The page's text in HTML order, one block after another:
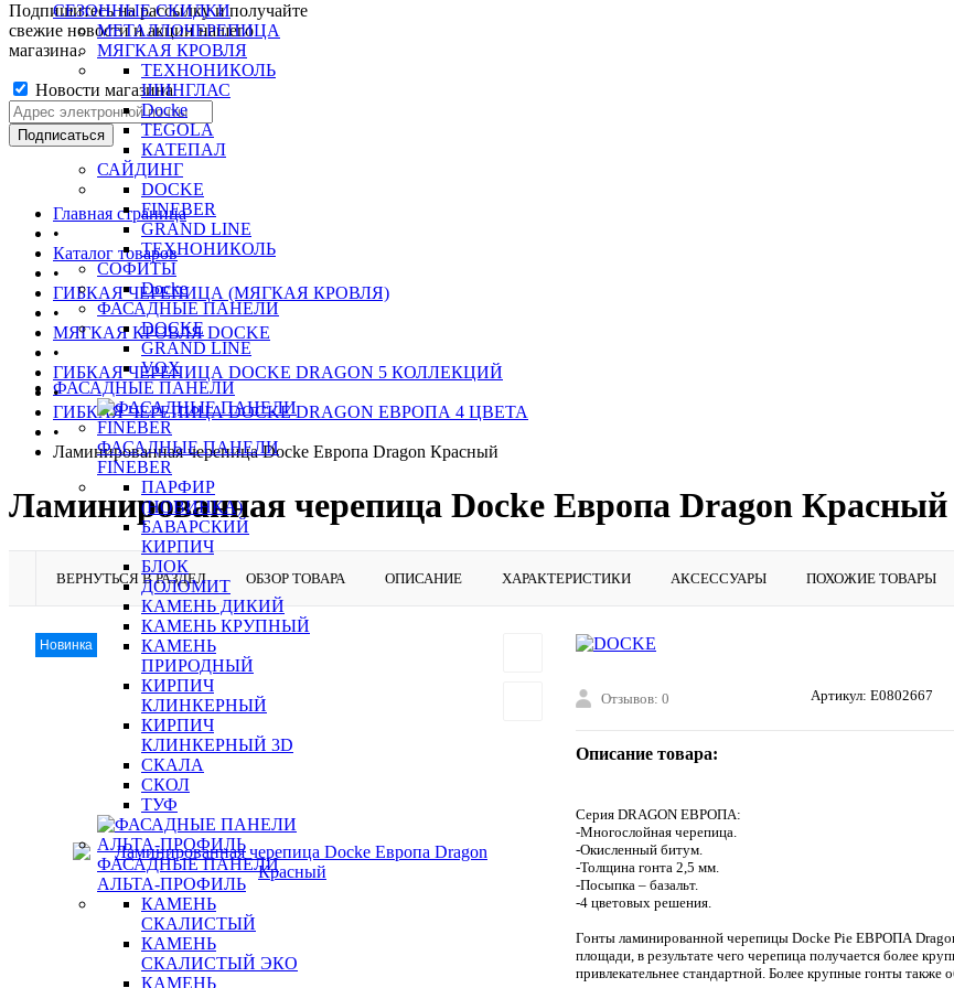
СЕЗОННЫЕ СКИДКИ
МЕТАЛЛОЧЕРЕПИЦА
МЯГКАЯ КРОВЛЯ
ТЕХНОНИКОЛЬ
ШИНГЛАС
Docke
TEGOLA
КАТЕПАЛ
САЙДИНГ
DOCKE
FINEBER
GRAND LINE
ТЕХНОНИКОЛЬ
СОФИТЫ
Docke
ФАСАДНЫЕ ПАНЕЛИ
DOCKE
GRAND LINE
VOX
ФАСАДНЫЕ ПАНЕЛИ
ФАСАДНЫЕ ПАНЕЛИ
FINEBER
ПАРФИР
(НОВИНКА)
БАВАРСКИЙ
КИРПИЧ
БЛОК
ДОЛОМИТ
КАМЕНЬ ДИКИЙ
КАМЕНЬ КРУПНЫЙ
КАМЕНЬ
ПРИРОДНЫЙ
КИРПИЧ
КЛИНКЕРНЫЙ
КИРПИЧ
КЛИНКЕРНЫЙ 3D
СКАЛА
СКОЛ
ТУФ
ФАСАДНЫЕ ПАНЕЛИ
АЛЬТА-ПРОФИЛЬ
КАМЕНЬ
СКАЛИСТЫЙ
КАМЕНЬ
СКАЛИСТЫЙ ЭКО
КАМЕНЬ
Подпишитесь на рассылку и получайте
свежие новости и акции нашего
магазина.
Новости магазина
Главная страница
•
Каталог товаров
•
ГИБКАЯ ЧЕРЕПИЦА (МЯГКАЯ КРОВЛЯ)
•
МЯГКАЯ КРОВЛЯ DOCKE
•
ГИБКАЯ ЧЕРЕПИЦА DOCKE DRAGON 5 КОЛЛЕКЦИЙ
•
ГИБКАЯ ЧЕРЕПИЦА DOCKE DRAGON ЕВРОПА 4 ЦВЕТА
•
Ламинированная черепица Docke Европа Dragon Красный
Ламинированная черепица Docke Европа Dragon Красный
ВЕРНУТЬСЯ В РАЗДЕЛ ОБЗОР ТОВАРА ОПИСАНИЕ ХАРАКТЕРИСТИКИ АКСЕССУАРЫ ПОХОЖИЕ ТОВАРЫ
Новинка
Отзывов: 0 Артикул: E0802667
Описание товара:
Серия DRAGON ЕВРОПА:
-Многослойная черепица.
-Окисленный битум.
-Толщина гонта 2,5 мм.
-Посыпка – базальт.
-4 цветовых решения.
Гонты ламинированной черепицы Docke Pie ЕВРОПА
площади, в результате чего черепица получается более
привлекательнее стандартной. Более крупные гонты также